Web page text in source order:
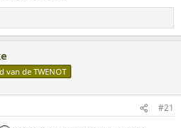
van de TWENOT
#21